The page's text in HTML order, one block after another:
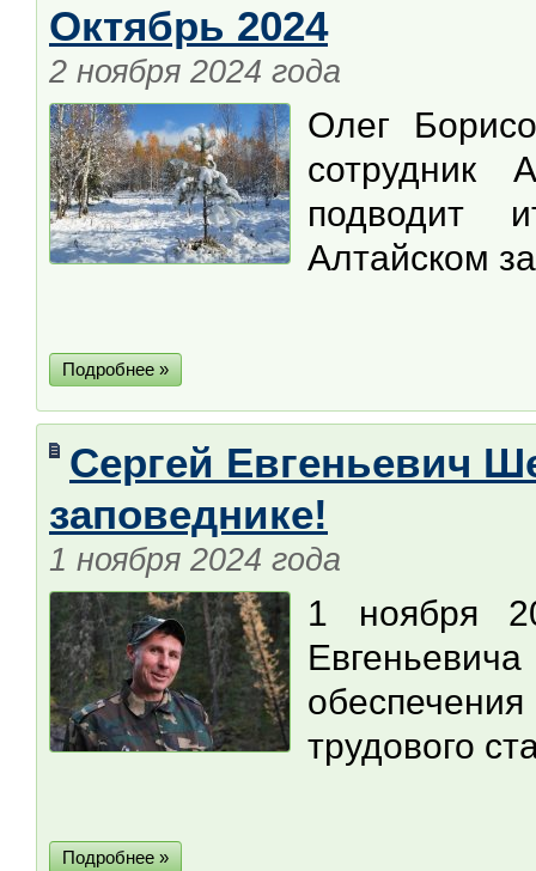
Октябрь 2024
2 ноября 2024 года
Олег
сотрудник
подводит
Алтайском
Подробнее »
Сергей Евгеньевич
заповеднике!
1 ноября 2024 года
1 ноября
трудового
Подробнее »